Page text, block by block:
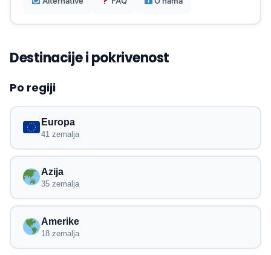
Destinacije i pokrivenost
Po regiji
Europa
41 zemalja
Azija
35 zemalja
Amerike
18 zemalja